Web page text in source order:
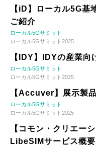
【iD】ローカル5G
ご紹介
ローカル5Gサミット
ローカル5Gサミット2025
【IDY】IDYの産業向
ローカル5Gサミット
ローカル5Gサミット2025
【Accuver】展示製
ローカル5Gサミット
ローカル5Gサミット2025
【コモン・クリエー
LibeSIMサービス概要